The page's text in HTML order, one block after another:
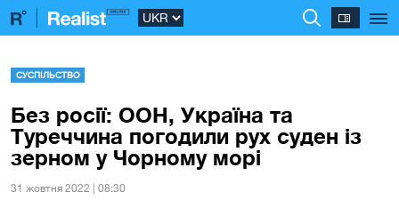
СУСПІЛЬСТВО
Без росії: ООН, Україна та
Туреччина погодили рух суден із
зерном у Чорному морі
31 жовтня 2022 | 08:30